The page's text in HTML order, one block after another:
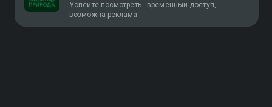
Успейте посмотреть - временный доступ,
возможна реклама